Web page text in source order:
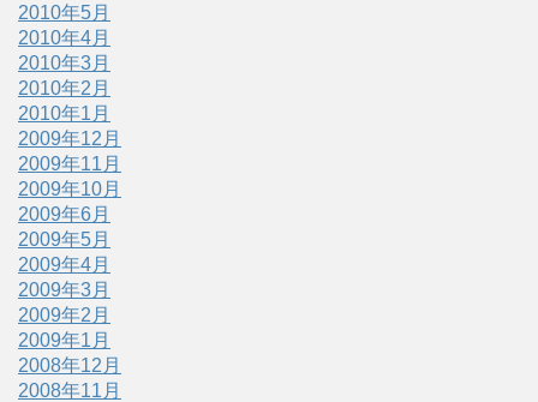
2010年5月
2010年4月
2010年3月
2010年2月
2010年1月
2009年12月
2009年11月
2009年10月
2009年6月
2009年5月
2009年4月
2009年3月
2009年2月
2009年1月
2008年12月
2008年11月